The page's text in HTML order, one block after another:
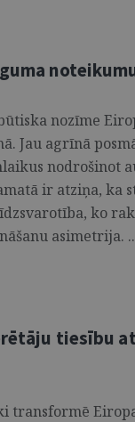
nozīme
Jau agrīnā
nodrošinot
ir atziņa, ka
ko
asimetrija.
tiesību
transformē